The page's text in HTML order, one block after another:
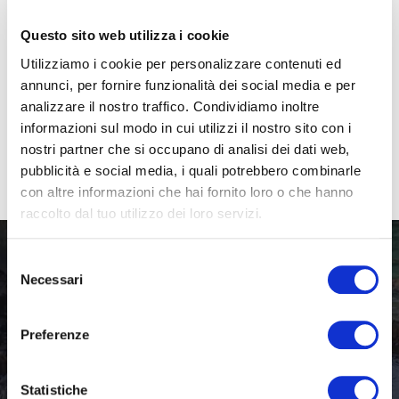
Questo sito web utilizza i cookie
Utilizziamo i cookie per personalizzare contenuti ed
annunci, per fornire funzionalità dei social media e per
analizzare il nostro traffico. Condividiamo inoltre
informazioni sul modo in cui utilizzi il nostro sito con i
nostri partner che si occupano di analisi dei dati web,
pubblicità e social media, i quali potrebbero combinarle
con altre informazioni che hai fornito loro o che hanno
raccolto dal tuo utilizzo dei loro servizi.
delNecessari
Preferenze
Statistiche
Scegliere la stagione perfetta in Puglia:
quando prenotare?
La Puglia non è più solo una destinazione estiva. Con il
suo clima mediterraneo mite e 800 km di costa, il
"Tacco d'Italia" offre una magia completamente
diversa a seconda di quando deciderai di atterrare.
best time to visit Puglia
16 Febbraio 2026
innamorarsi della Puglia
Iscriviti alla nostra newsletter per scoprire